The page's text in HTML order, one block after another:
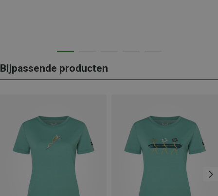
Bijpassende producten